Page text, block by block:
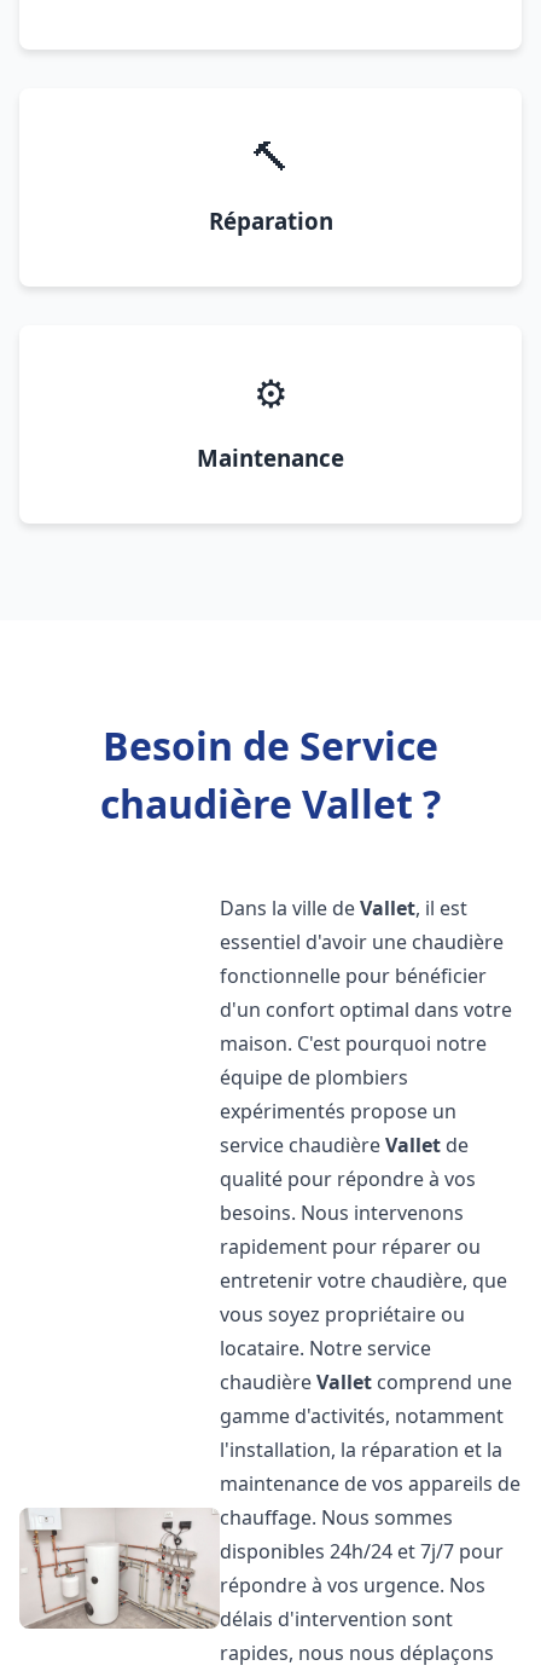
🔨
Réparation
⚙️
Maintenance
Besoin de Service
chaudière Vallet ?
Dans la ville deVallet, il est
essentiel d'avoir une chaudière
fonctionnelle pour bénéficier
d'un confort optimal dans votre
maison. C'est pourquoi notre
équipe de plombiers
expérimentés propose un
service chaudièreVallet de
qualité pour répondre à vos
besoins. Nous intervenons
rapidement pour réparer ou
entretenir votre chaudière, que
vous soyez propriétaire ou
locataire. Notre service
chaudièreVallet comprend une
gamme d'activités, notamment
l'installation, la réparation et la
maintenance de vos appareils de
chauffage. Nous sommes
disponibles 24h/24 et 7j/7 pour
répondre à vos urgence. Nos
délais d'intervention sont
rapides, nous nous déplaçons